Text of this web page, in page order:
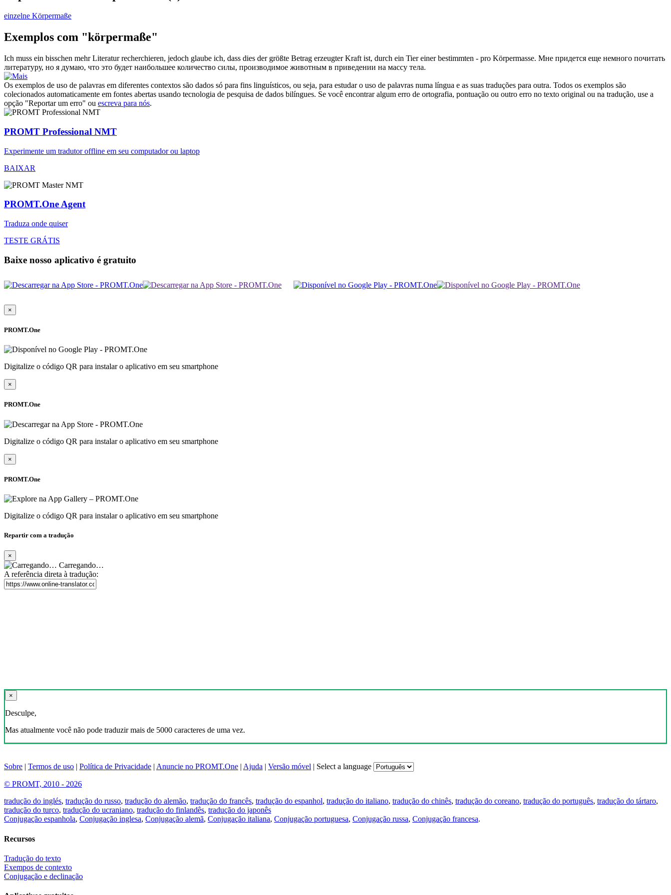
einzelne Körpermaße
Exemplos com "körpermaße"
Ich muss ein bisschen mehr Literatur recherchieren, jedoch glaube ich, dass dies der größte Betrag erzeugter Kraft ist, durch ein Tier einer bestimmten - pro Körpermasse. Мне придется еще немного почитать
литературу, но я думаю, что это будет наибольшее количество силы, производимое животным в приведении на массу тела.
Os exemplos de uso de palavras em diferentes contextos são dados só para fins linguísticos, ou seja, para estudar o uso de palavras numa língua e as suas traduções para outra. Todos os exemplos são
colecionados automaticamente em fontes abertas usando tecnologia de pesquisa de dados bilíngues. Se você encontrar algum erro de ortografia, pontuação ou outro erro no texto original ou na tradução, use a
opção "Reportar um erro" ou escreva para nós.
PROMT Professional NMT
Experimente um tradutor offline em seu computador ou laptop
BAIXAR
PROMT.One Agent
Traduza onde quiser
TESTE GRÁTIS
Baixe nosso aplicativo é gratuito
×
PROMT.One
Digitalize o código QR para instalar o aplicativo em seu smartphone
×
PROMT.One
Digitalize o código QR para instalar o aplicativo em seu smartphone
×
PROMT.One
Digitalize o código QR para instalar o aplicativo em seu smartphone
Repartir com a tradução
×
Carregando…
A referência direta à tradução:
×
Desculpe,
Mas atualmente você não pode traduzir mais de 5000 caracteres de uma vez.
Sobre | Termos de uso | Política de Privacidade | Anuncie no PROMT.One | Ajuda | Versão móvel | Select a language
© PROMT, 2010 - 2026
tradução do inglés, tradução do russo, tradução do alemão, tradução do francês, tradução do espanhol, tradução do italiano, tradução do chinês, tradução do coreano, tradução do português, tradução do tártaro,
tradução do turco, tradução do ucraniano, tradução do finlandês, tradução do japonês
Conjugação espanhola, Conjugação inglesa, Conjugação alemã, Conjugação italiana, Conjugação portuguesa, Conjugação russa, Conjugação francesa.
Recursos
Tradução do texto
Exempos de contexto
Conjugação e declinação